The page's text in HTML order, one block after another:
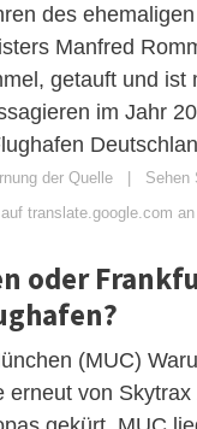
des
Manfred
getauft und ist
im Jahr
der Quelle | Sehen
translate.google.com an
oder
(MUC)
erneut von Skytrax